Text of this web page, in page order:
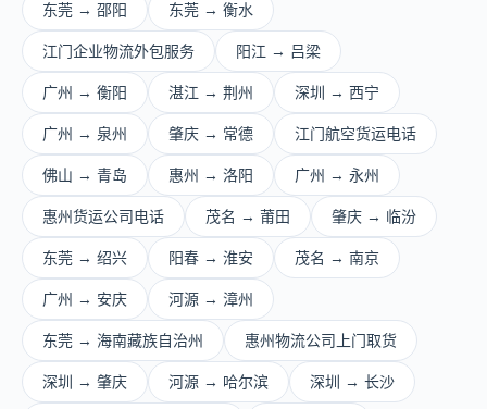
东莞 → 邵阳 东莞 → 衡水
江门企业物流外包服务 阳江 → 吕梁
广州 → 衡阳 湛江 → 荆州 深圳 → 西宁
广州 → 泉州 肇庆 → 常德 江门航空货运电话
佛山 → 青岛 惠州 → 洛阳 广州 → 永州
惠州货运公司电话 茂名 → 莆田 肇庆 → 临汾
东莞 → 绍兴 阳春 → 淮安 茂名 → 南京
广州 → 安庆 河源 → 漳州
东莞 → 海南藏族自治州 惠州物流公司上门取货
深圳 → 肇庆 河源 → 哈尔滨 深圳 → 长沙